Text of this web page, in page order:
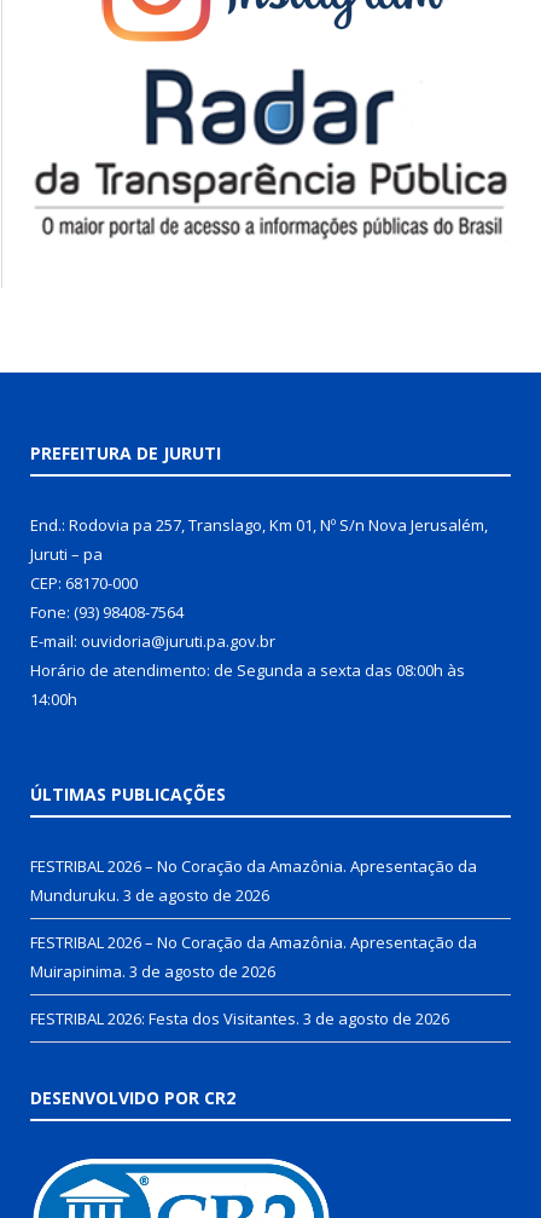
PREFEITURA DE JURUTI
End.: Rodovia pa 257, Translago, Km 01, Nº S/n Nova Jerusalém,
Juruti – pa
CEP: 68170-000
Fone: (93) 98408-7564
E-mail: ouvidoria@juruti.pa.gov.br
Horário de atendimento: de Segunda a sexta das 08:00h às
14:00h
ÚLTIMAS PUBLICAÇÕES
FESTRIBAL 2026 – No Coração da Amazônia. Apresentação da
Munduruku. 3 de agosto de 2026
FESTRIBAL 2026 – No Coração da Amazônia. Apresentação da
Muirapinima. 3 de agosto de 2026
FESTRIBAL 2026: Festa dos Visitantes. 3 de agosto de 2026
DESENVOLVIDO POR CR2